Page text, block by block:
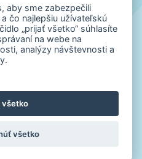
práva vyhradené|
osobných údajov
Created by
aby sme zabezpečili
čo najlepšiu užívateľskú
„prijať všetko“ súhlasíte
na webe na
analýzy návštevnosti a
všetko
všetko